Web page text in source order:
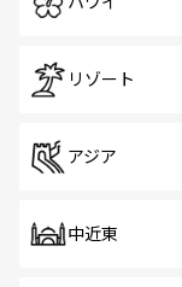
リゾート
アジア
中近東